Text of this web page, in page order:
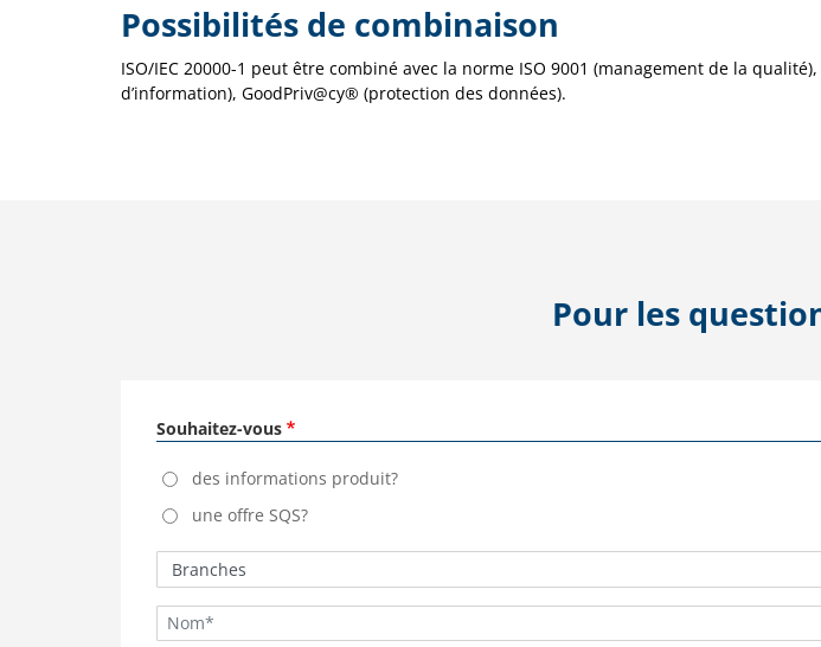
Possibilités de combinaison
ISO/IEC 20000-1 peut être combiné avec la norme ISO 9001 (management de la
d’information), GoodPriv@cy® (protection des données).
Pour les
Souhaitez-vous
des informations produit?
une offre SQS?